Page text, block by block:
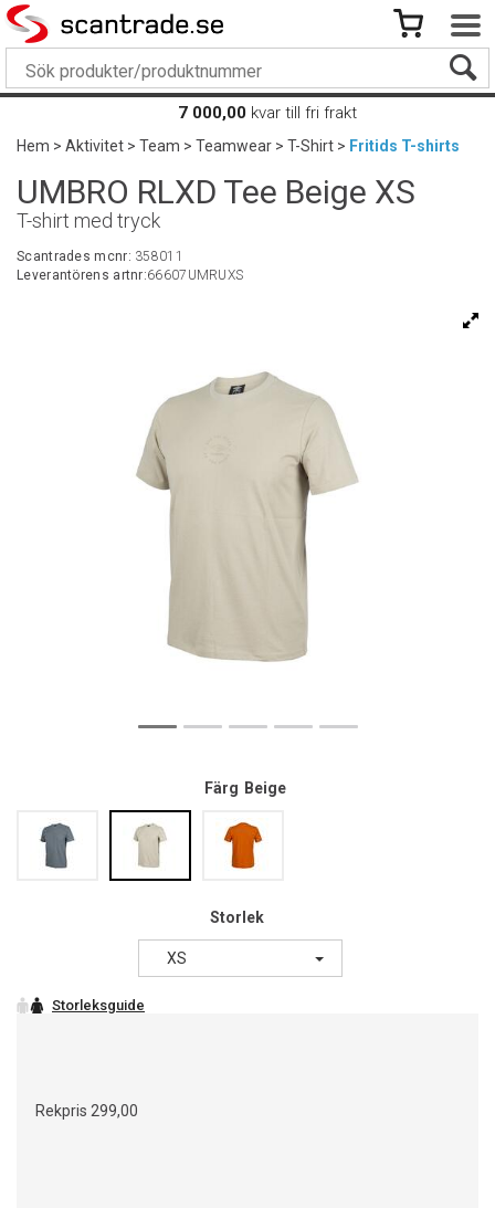
7 000,00 kvar till fri frakt
Hem>Aktivitet>Team>Teamwear>T-Shirt> Fritids T-shirts
UMBRO RLXD Tee Beige XS
T-shirt med tryck
Scantrades mcnr: 358011
Leverantörens artnr:66607UMRUXS
Färg Beige
Storlek
XS
Rekpris 299,00